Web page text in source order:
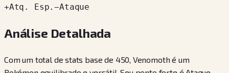
+Atq. Esp.−Ataque
Análise Detalhada
Com um total de stats base de 450, Venomoth é um